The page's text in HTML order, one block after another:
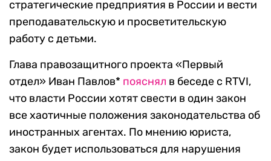
стратегические предприятия в России и вести
преподавательскую и просветительскую
работу с детьми.
Глава правозащитного проекта «Первый
отдел» Иван Павлов* пояснял в беседе с RTVI,
что власти России хотят свести в один закон
все хаотичные положения законодательства об
иностранных агентах. По мнению юриста,
закон будет использоваться для нарушения